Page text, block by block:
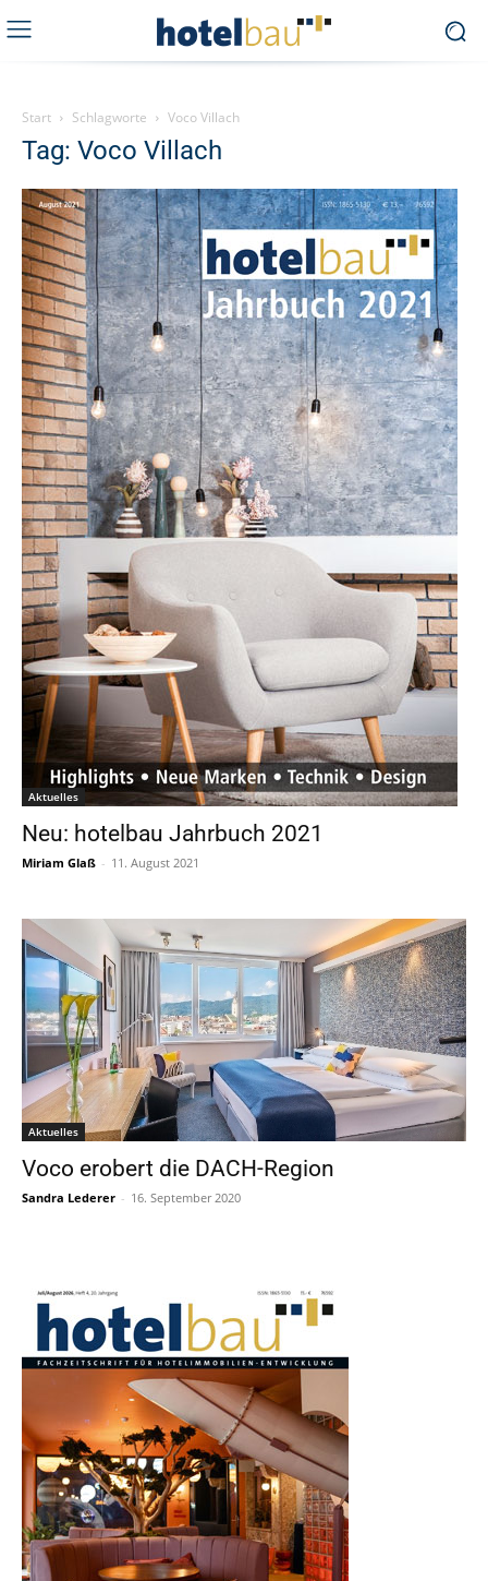
Start Schlagworte Voco Villach
Tag: Voco Villach
Aktuelles
Neu: hotelbau Jahrbuch 2021
Miriam Glaß - 11. August 2021
Aktuelles
Voco erobert die DACH-Region
Sandra Lederer - 16. September 2020